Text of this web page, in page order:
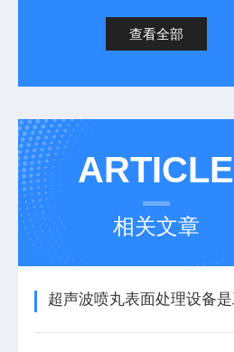
查看全部
ARTICLE
相关文章